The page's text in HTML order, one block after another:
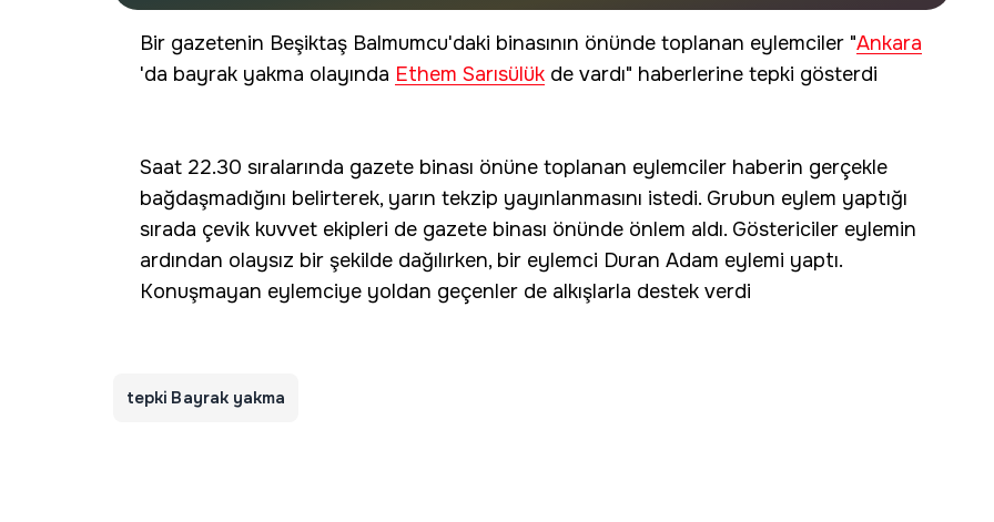
Bir gazetenin Beşiktaş Balmumcu'daki binasının önünde toplanan eylemciler "Ankara
'da bayrak yakma olayında Ethem Sarısülük de vardı" haberlerine tepki gösterdi
Saat 22.30 sıralarında gazete binası önüne toplanan eylemciler haberin gerçekle
bağdaşmadığını belirterek, yarın tekzip yayınlanmasını istedi. Grubun eylem yaptığı
sırada çevik kuvvet ekipleri de gazete binası önünde önlem aldı. Göstericiler eylemin
ardından olaysız bir şekilde dağılırken, bir eylemci Duran Adam eylemi yaptı.
Konuşmayan eylemciye yoldan geçenler de alkışlarla destek verdi
tepki Bayrak yakma